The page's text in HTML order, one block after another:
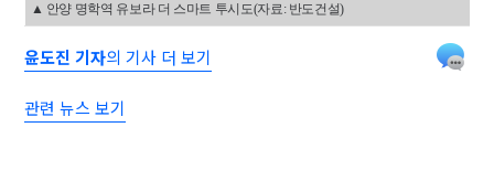
▲ 안양 명학역 유보라 더 스마트 투시도(자료: 반도건설)
윤도진 기자의 기사 더 보기
관련 뉴스 보기